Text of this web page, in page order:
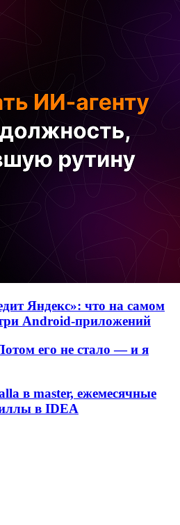
Яндекс»: что на самом
Android-приложений
его не стало — и я
в master, ежемесячные
в IDEA